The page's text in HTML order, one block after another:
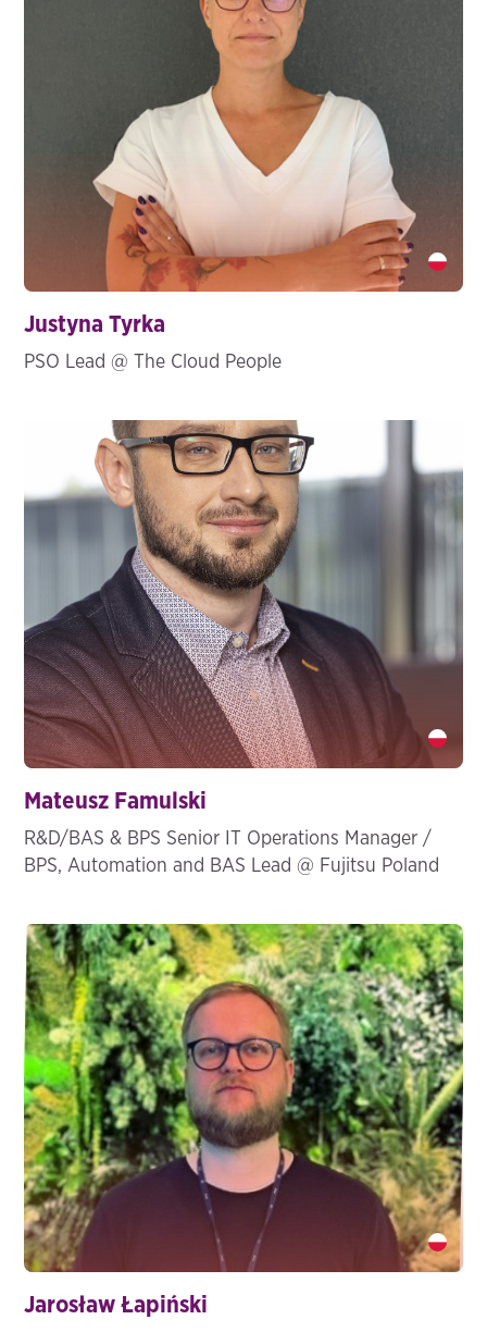
Justyna Tyrka
PSO Lead @ The Cloud People
Mateusz Famulski
R&D/BAS & BPS Senior IT Operations Manager /
BPS, Automation and BAS Lead @ Fujitsu Poland
Jarosław Łapiński